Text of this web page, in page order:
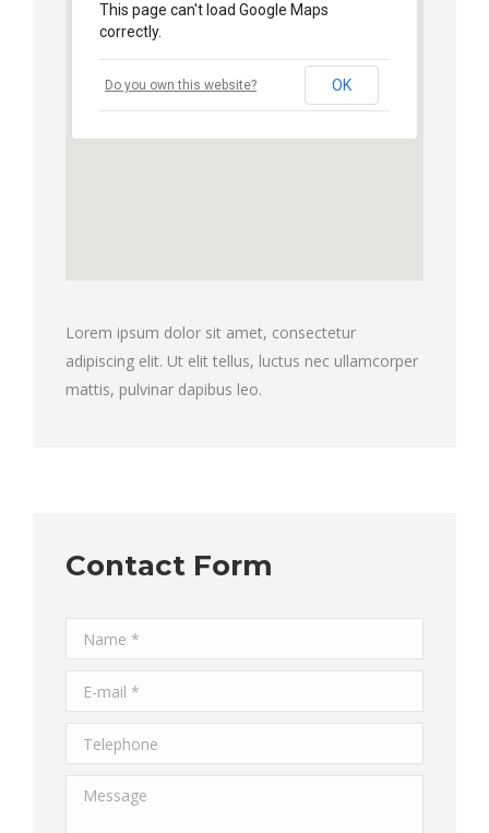
This page can't load Google Maps
correctly.
Do you own this website? OK
Lorem ipsum dolor sit amet, consectetur
adipiscing elit. Ut elit tellus, luctus nec ullamcorper
mattis, pulvinar dapibus leo.
Contact Form
Name *
E-mail *
Telephone
Message